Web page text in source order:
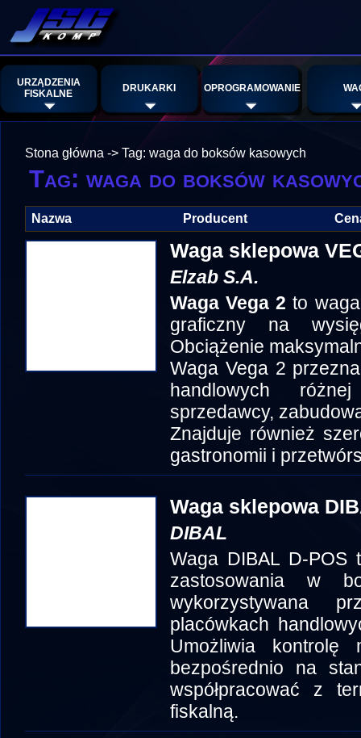
URZĄDZENIA
FISKALNE
DRUKARKI OPROGRAMOWANIE
Stona główna -> Tag: waga do boksów kasowych
Tag: waga do boksów
Nazwa Producent
Waga sklepowa
Elzab S.A.
Waga Vega 2 to
graficzny na
Obciążenie
Waga Vega 2
handlowych
sprzedawcy,
Znajduje również
gastronomii i
Waga sklepowa
DIBAL
Waga DIBAL D-POS
zastosowania w
wykorzystywana
placówkach
Umożliwia kontrolę
bezpośrednio na
współpracować z
fiskalną.